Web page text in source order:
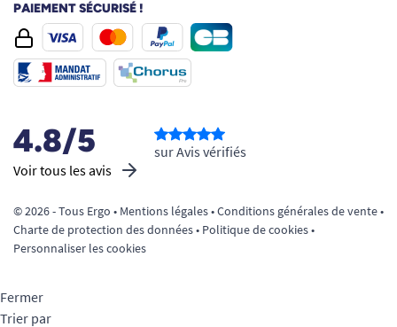
PAIEMENT SÉCURISÉ !
4.8/5
Voir tous les avis
sur Avis vérifiés
© 2026 - Tous Ergo • Mentions légales•Conditions générales de vente•
Charte de protection des données• Politique de cookies•
Personnaliser les cookies
Fermer
Trier par